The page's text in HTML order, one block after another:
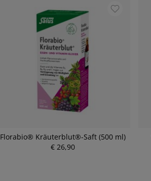
Florabio® Kräuterblut®-Saft (500 ml)
€ 26,90